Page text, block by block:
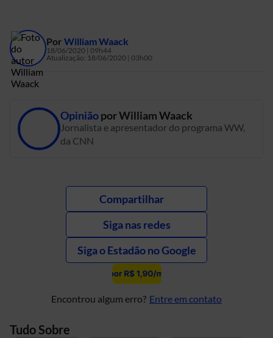
Por William Waack
18/06/2020 | 09h44
Atualização: 18/06/2020 | 03h00
OpiniãoporWilliam Waack
Jornalista e apresentador do programa WW,
da CNN
Compartilhar
Siga nas redes
Siga o Estadão no Google
Encontrou algum erro? Entre em contato
Tudo Sobre